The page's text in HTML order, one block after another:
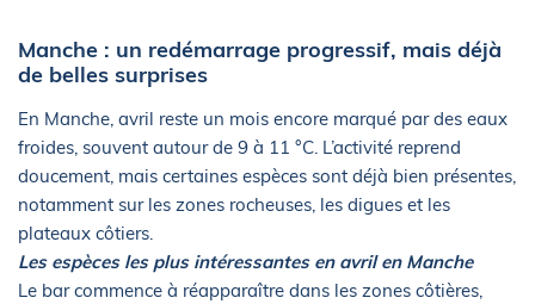
Manche : un redémarrage progressif, mais déjà
de belles surprises
En Manche, avril reste un mois encore marqué par des eaux
froides, souvent autour de 9 à 11 °C. L’activité reprend
doucement, mais certaines espèces sont déjà bien présentes,
notamment sur les zones rocheuses, les digues et les
plateaux côtiers.
Les espèces les plus intéressantes en avril en Manche
Le bar commence à réapparaître dans les zones côtières,